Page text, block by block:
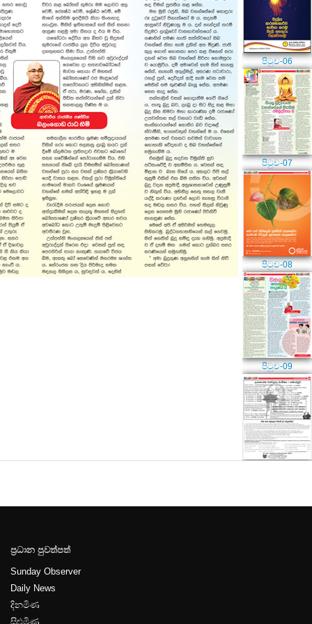
පිටුව-06
පිටුව-07
පිටුව-08
පිටුව-09
ප්‍රධාන පුවත්පත්
Sunday Observer
Daily News
දිනමිණ
සිළුමිණ